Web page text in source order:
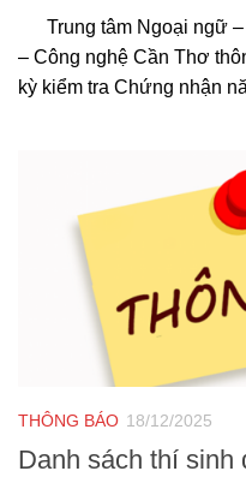
Trung tâm Ngoại ngữ –
– Công nghệ Cần Thơ
kỳ kiểm tra Chứng nhận
THÔNG BÁO 18/12/2025
Danh sách thí